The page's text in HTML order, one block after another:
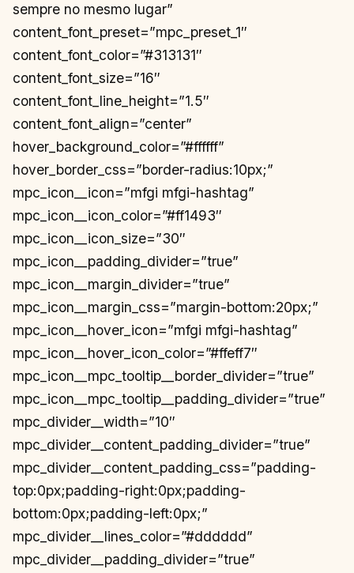
sempre no mesmo lugar”
content_font_preset=”mpc_preset_1″
content_font_color=”#313131″
content_font_size=”16″
content_font_line_height=”1.5″
content_font_align=”center”
hover_background_color=”#ffffff”
hover_border_css=”border-radius:10px;”
mpc_icon__icon=”mfgi mfgi-hashtag”
mpc_icon__icon_color=”#ff1493″
mpc_icon__icon_size=”30″
mpc_icon__padding_divider=”true”
mpc_icon__margin_divider=”true”
mpc_icon__margin_css=”margin-bottom:20px;”
mpc_icon__hover_icon=”mfgi mfgi-hashtag”
mpc_icon__hover_icon_color=”#ffeff7″
mpc_icon__mpc_tooltip__border_divider=”true”
mpc_icon__mpc_tooltip__padding_divider=”true”
mpc_divider__width=”10″
mpc_divider__content_padding_divider=”true”
mpc_divider__content_padding_css=”padding-
top:0px;padding-right:0px;padding-
bottom:0px;padding-left:0px;”
mpc_divider__lines_color=”#dddddd”
mpc_divider__padding_divider=”true”